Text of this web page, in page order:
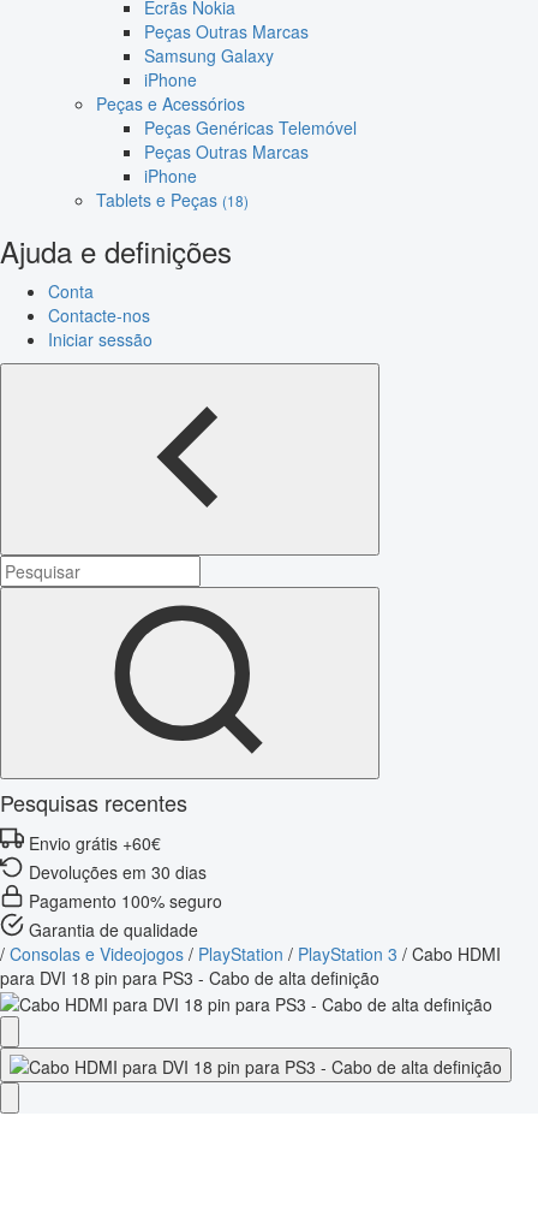
Ecrãs Nokia
Peças Outras Marcas
Samsung Galaxy
iPhone
Peças e Acessórios
Peças Genéricas Telemóvel
Peças Outras Marcas
iPhone
Tablets e Peças (18)
Ajuda e definições
Conta
Contacte-nos
Iniciar sessão
Pesquisas recentes
Envio grátis +60€
Devoluções em 30 dias
Pagamento 100% seguro
Garantia de qualidade
/ Consolas e Videojogos / PlayStation / PlayStation 3 / Cabo HDMI
para DVI 18 pin para PS3 - Cabo de alta definição